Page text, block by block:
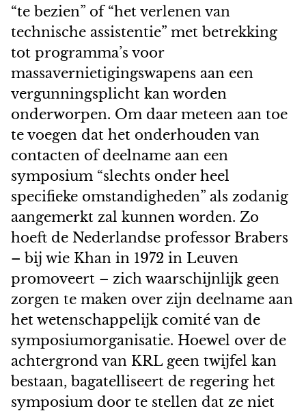
“te bezien” of “het verlenen van
technische assistentie” met betrekking
tot programma’s voor
massavernietigingswapens aan een
vergunningsplicht kan worden
onderworpen. Om daar meteen aan toe
te voegen dat het onderhouden van
contacten of deelname aan een
symposium “slechts onder heel
specifieke omstandigheden” als zodanig
aangemerkt zal kunnen worden. Zo
hoeft de Nederlandse professor Brabers
– bij wie Khan in 1972 in Leuven
promoveert – zich waarschijnlijk geen
zorgen te maken over zijn deelname aan
het wetenschappelijk comité van de
symposiumorganisatie. Hoewel over de
achtergrond van KRL geen twijfel kan
bestaan, bagatelliseert de regering het
symposium door te stellen dat ze niet